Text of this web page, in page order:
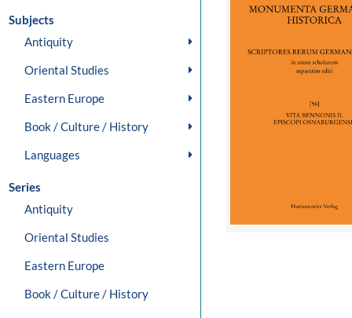
Subjects
Antiquity
Oriental Studies
Eastern Europe
Book / Culture / History
Languages
Series
Antiquity
Oriental Studies
Eastern Europe
Book / Culture / History